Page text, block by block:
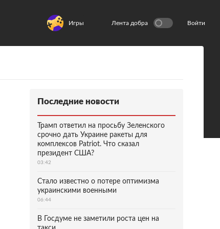
Игры Лента добра Войти
Последние новости
Трамп ответил на просьбу Зеленского
срочно дать Украине ракеты для
комплексов Patriot. Что сказал
президент США?
03:42
Стало известно о потере оптимизма
украинскими военными
06:44
В Госдуме не заметили роста цен на